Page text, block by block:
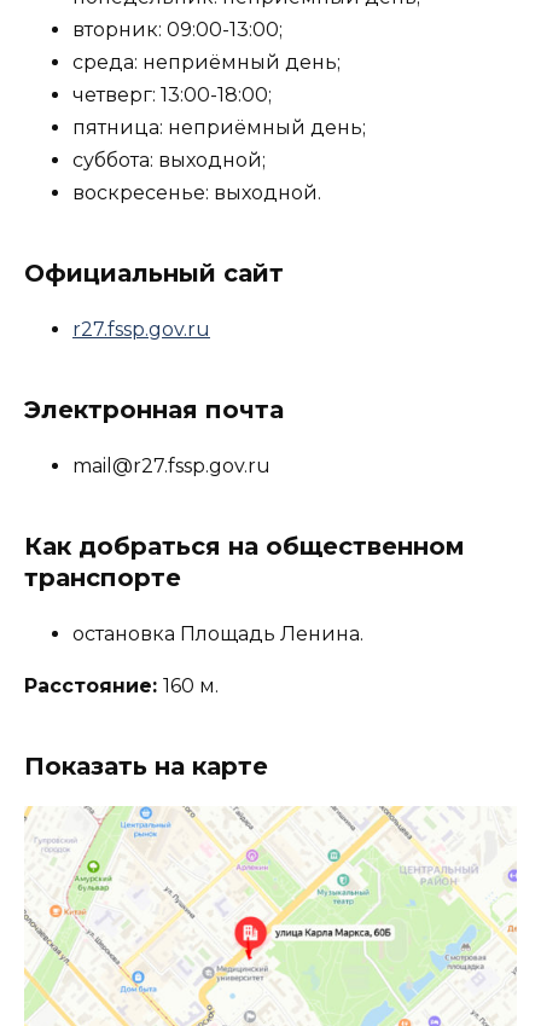
вторник: 09:00-13:00;
среда: неприёмный день;
четверг: 13:00-18:00;
пятница: неприёмный день;
суббота: выходной;
воскресенье: выходной.
Официальный сайт
r27.fssp.gov.ru
Электронная почта
mail@r27.fssp.gov.ru
Как добраться на общественном
транспорте
остановка Площадь Ленина.
Расстояние: 160 м.
Показать на карте